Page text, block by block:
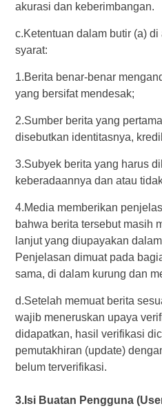
akurasi dan keberimbangan.
c.Ketentuan dalam butir (a)
syarat:
1.Berita benar-benar
yang bersifat mendesak;
2.Sumber berita yang
disebutkan identitasnya,
3.Subyek berita yang harus
keberadaannya dan atau
4.Media memberikan
bahwa berita tersebut masih
lanjut yang diupayakan
Penjelasan dimuat pada
sama, di dalam kurung dan
d.Setelah memuat berita
wajib meneruskan upaya
didapatkan, hasil verifikasi
pemutakhiran (update)
belum terverifikasi.
3.Isi Buatan Pengguna